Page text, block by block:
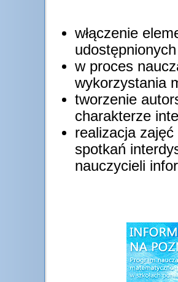
włączenie
w proces
wykorzystania
tworzenie
charakterze
realizacja
spotkań
nauczycieli